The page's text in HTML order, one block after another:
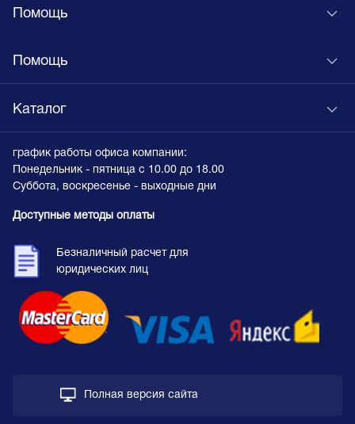
Помощь
Помощь
Каталог
график работы офиса компании:
Понедельник - пятница с 10.00 до 18.00
Суббота, воскресенье - выходные дни
Доступные методы оплаты
Безналичный расчет для
юридических лиц
Полная версия сайта